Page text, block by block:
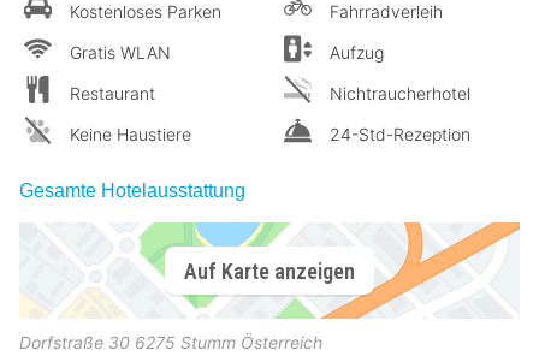
Kostenloses Parken
Gratis WLAN
Restaurant
Keine Haustiere
Fahrradverleih
Aufzug
Nichtraucherhotel
24-Std-Rezeption
Gesamte Hotelausstattung
Auf Karte anzeigen
Dorfstraße 30 6275 Stumm Österreich